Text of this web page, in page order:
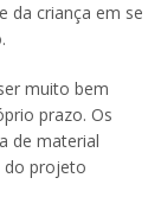
da criança em se
muito bem
prazo. Os
de material
do projeto